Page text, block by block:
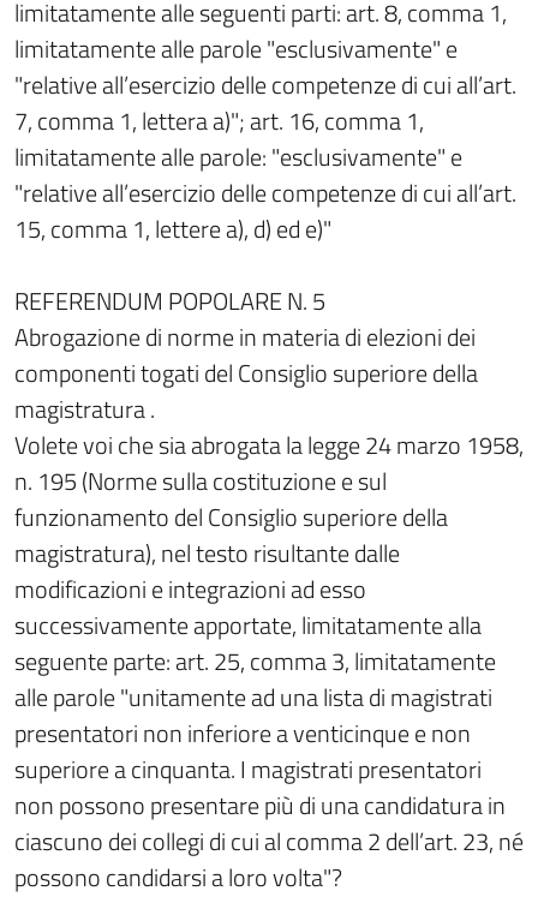
limitatamente alle seguenti parti: art. 8, comma 1,
limitatamente alle parole "esclusivamente" e
"relative all’esercizio delle competenze di cui all’art.
7, comma 1, lettera a)"; art. 16, comma 1,
limitatamente alle parole: "esclusivamente" e
"relative all’esercizio delle competenze di cui all’art.
15, comma 1, lettere a), d) ed e)"
REFERENDUM POPOLARE N. 5
Abrogazione di norme in materia di elezioni dei
componenti togati del Consiglio superiore della
magistratura .
Volete voi che sia abrogata la legge 24 marzo 1958,
n. 195 (Norme sulla costituzione e sul
funzionamento del Consiglio superiore della
magistratura), nel testo risultante dalle
modificazioni e integrazioni ad esso
successivamente apportate, limitatamente alla
seguente parte: art. 25, comma 3, limitatamente
alle parole "unitamente ad una lista di magistrati
presentatori non inferiore a venticinque e non
superiore a cinquanta. I magistrati presentatori
non possono presentare più di una candidatura in
ciascuno dei collegi di cui al comma 2 dell’art. 23, né
possono candidarsi a loro volta"?